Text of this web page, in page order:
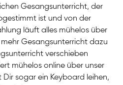
Gesangsunterricht, der
ist und von der
läuft alles mühelos über
Gesangsunterricht dazu
verschieben
mühelos online über unser
sogar ein Keyboard leihen,